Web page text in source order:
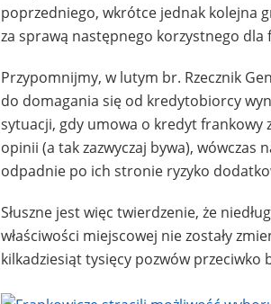
poprzedniego, wkrótce jednak kolejna
za sprawą następnego korzystnego dla
Przypomnijmy, w lutym br. Rzecznik
do domagania się od kredytobiorcy
sytuacji, gdy umowa o kredyt frankowy
opinii (a tak zazwyczaj bywa),
odpadnie po ich stronie ryzyko
Słuszne jest więc twierdzenie, że
właściwości miejscowej nie zostały
kilkadziesiąt tysięcy pozwów przeciwko